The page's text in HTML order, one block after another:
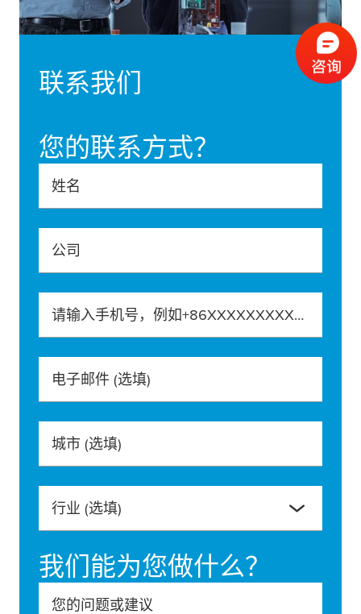
联系我们
您的联系方式？
姓名
公司
请输入手机号，例如+86XXXXXXXXXXX
电子邮件 (选填)
城市 (选填)
行业 (选填)
我们能为您做什么？
您的问题或建议